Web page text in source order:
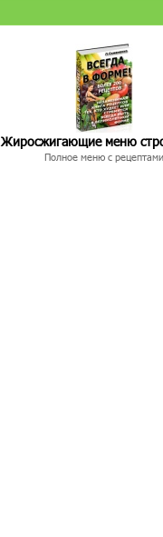
Жиросжигающие меню
Полное меню с рецептами